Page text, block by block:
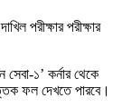
পরীক্ষার পরীক্ষার
১’ কর্নার থেকে
ফল দেখতে পারবে।